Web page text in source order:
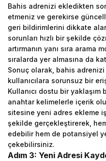
Bahis adrenizi ekledikten
etmeniz ve gerekirse
geri bildirimlerini dikkate
sorunları hızlı bir şekilde
artırmanın yanı sıra arama
sıralarda yer almasına da
Sonuç olarak, bahis
kullanıcılara sorunsuz bir
Kullanıcı dostu bir yaklaşım
anahtar kelimelerle içerik
sitesine yeni adres ekleme
şekilde gerçekleştirerek,
edebilir hem de potansiyel
çekebilirsiniz.
Adım 3: Yeni Adresi